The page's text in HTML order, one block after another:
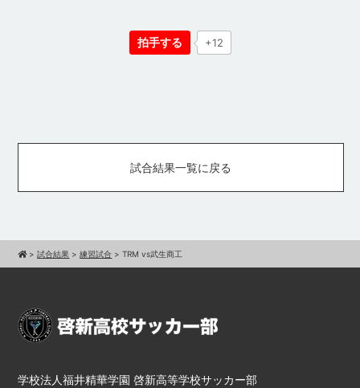
拍手する +12
試合結果一覧に戻る
>試合結果 >練習試合 >TRM vs武生商工
学校法人福井精華学園 啓新高等学校サッカー部